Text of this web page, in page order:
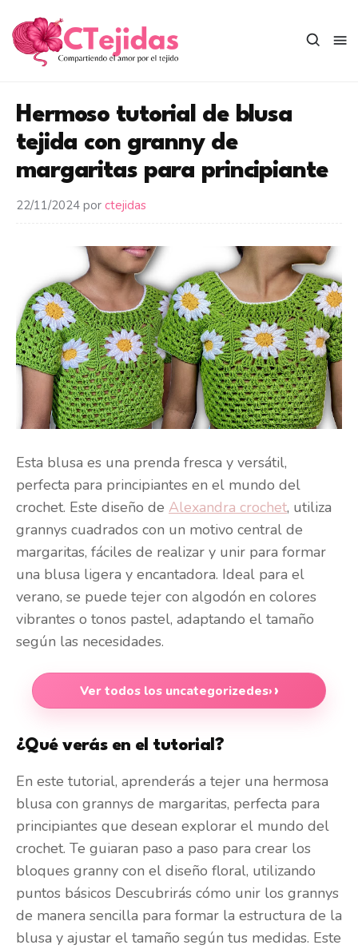
contenido
Hermoso tutorial de blusa
tejida con granny de
margaritas para principiante
22/11/2024 por ctejidas
Esta blusa es una prenda fresca y versátil,
perfecta para principiantes en el mundo del
crochet. Este diseño de Alexandra crochet, utiliza
grannys cuadrados con un motivo central de
margaritas, fáciles de realizar y unir para formar
una blusa ligera y encantadora. Ideal para el
verano, se puede tejer con algodón en colores
vibrantes o tonos pastel, adaptando el tamaño
según las necesidades.
Ver todos los uncategorizedes›
¿Qué verás en el tutorial?
En este tutorial, aprenderás a tejer una hermosa
blusa con grannys de margaritas, perfecta para
principiantes que desean explorar el mundo del
crochet. Te guiaran paso a paso para crear los
bloques granny con el diseño floral, utilizando
puntos básicos Descubrirás cómo unir los grannys
de manera sencilla para formar la estructura de la
blusa y ajustar el tamaño según tus medidas. Este